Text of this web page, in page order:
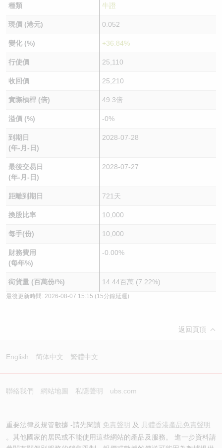
種類 牛證
現價 (港元) 0.052
變化 (%) +36.84%
行使價 25,110
收回價 25,210
實際槓桿 (倍) 49.3倍
溢價 (%) -0%
到期日
(年-月-日)
2028-07-28
最後交易日
(年-月-日)
2028-07-27
距離到期日 721天
換股比率 10,000
每手(份) 10,000
財務費用
(每年%)
-0.00%
街貨量 (百萬份/%) 14.44百萬 (7.22%)
最後更新時間: 2026-08-07 15:15 (15分鐘延遲)
返回頁頂
English 简体中文 繁體中文
聯絡我們 網站地圖 私隱聲明 ubs.com
重要法律及規管數據 -請先閱讀 免責聲明 及 具體香港產品免責聲明
。其他國家的居民或不能使用這些網站的產品及服務。 進一步資料請